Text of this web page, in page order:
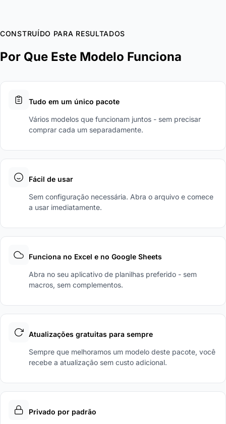
CONSTRUÍDO PARA RESULTADOS
Por Que Este Modelo Funciona
Tudo em um único pacote
Vários modelos que funcionam juntos - sem precisar
comprar cada um separadamente.
Fácil de usar
Sem configuração necessária. Abra o arquivo e comece
a usar imediatamente.
Funciona no Excel e no Google Sheets
Abra no seu aplicativo de planilhas preferido - sem
macros, sem complementos.
Atualizações gratuitas para sempre
Sempre que melhoramos um modelo deste pacote, você
recebe a atualização sem custo adicional.
Privado por padrão